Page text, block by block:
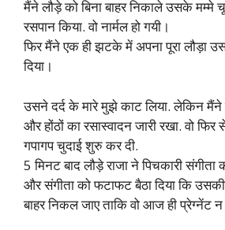
मैंने लौड़े को बिना बाहर निकाले उसके मम्मे
रसपान किया. वो नार्मल हो गयी।
फिर मैंने एक ही झटके में अपना पूरा लौड़ा
दिया।
उसने दर्द के मारे मुझे काट लिया. लेकिन
और होंठों का रसास्वादन जारी रखा. वो
गपागप चुदाई शुरु कर दी.
5 मिनट बाद लौड़े राजा ने पिचकारी संगीता
और संगीता को फटाफट बैठा दिया कि उसकी
बाहर निकल जाए ताकि वो आज ही प्रेग्नेंट न